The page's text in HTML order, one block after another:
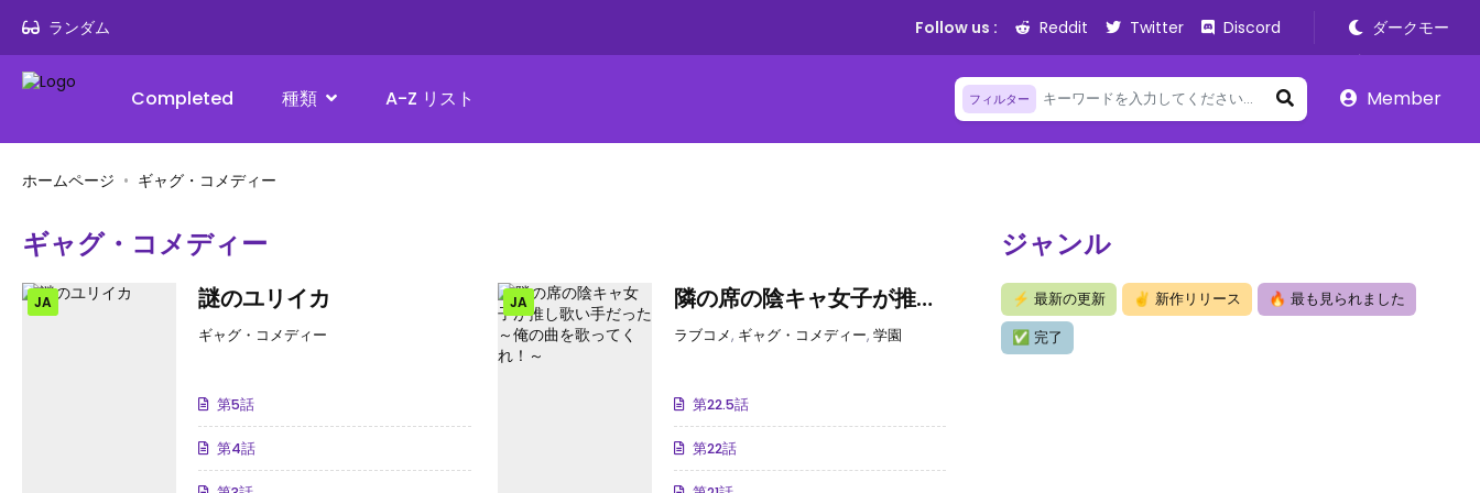
ランダム Follow us : Reddit Twitter Discord
ダークモー
ド
Completed 種類 A-Z リスト フィルター Member
ホームページ ギャグ・コメディー
ギャグ・コメディー
JA 謎のユリイカ
ギャグ・コメディー
第5話
第4話
JA
隣の席の陰キャ女子が推し
歌い手だった ～俺の曲を歌
ラブコメ, ギャグ・コメディー, 学園
第22.5話
第22話
ジャンル
⚡ 最新の更新 ✌ 新作リリース 🔥 最も見られました
✅ 完了